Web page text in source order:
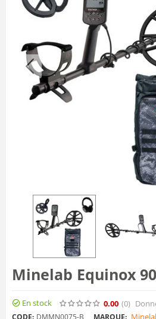
Minelab Equinox
En stock 0.00 (0)
CODE: DMMN0075-B MARQUE: